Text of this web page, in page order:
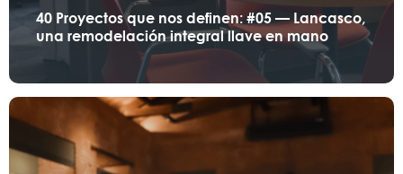
40 Proyectos que nos definen: #05 — Lancasco,
una remodelación integral llave en mano